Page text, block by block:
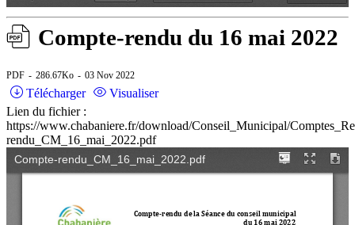
Compte-rendu du 16 mai 2022
PDF 286.67Ko 03 Nov 2022
Télécharger
Visualiser
Lien du fichier :
https://www.chabaniere.fr/download/Conseil_Municipal/
rendu_CM_16_mai_2022.pdf